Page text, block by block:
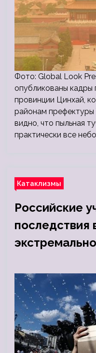
Фото: Global Look
опубликованы кадры
провинции Цинхай,
районам
видно, что пыльная
практически все
Катаклизмы
Российские
последствия